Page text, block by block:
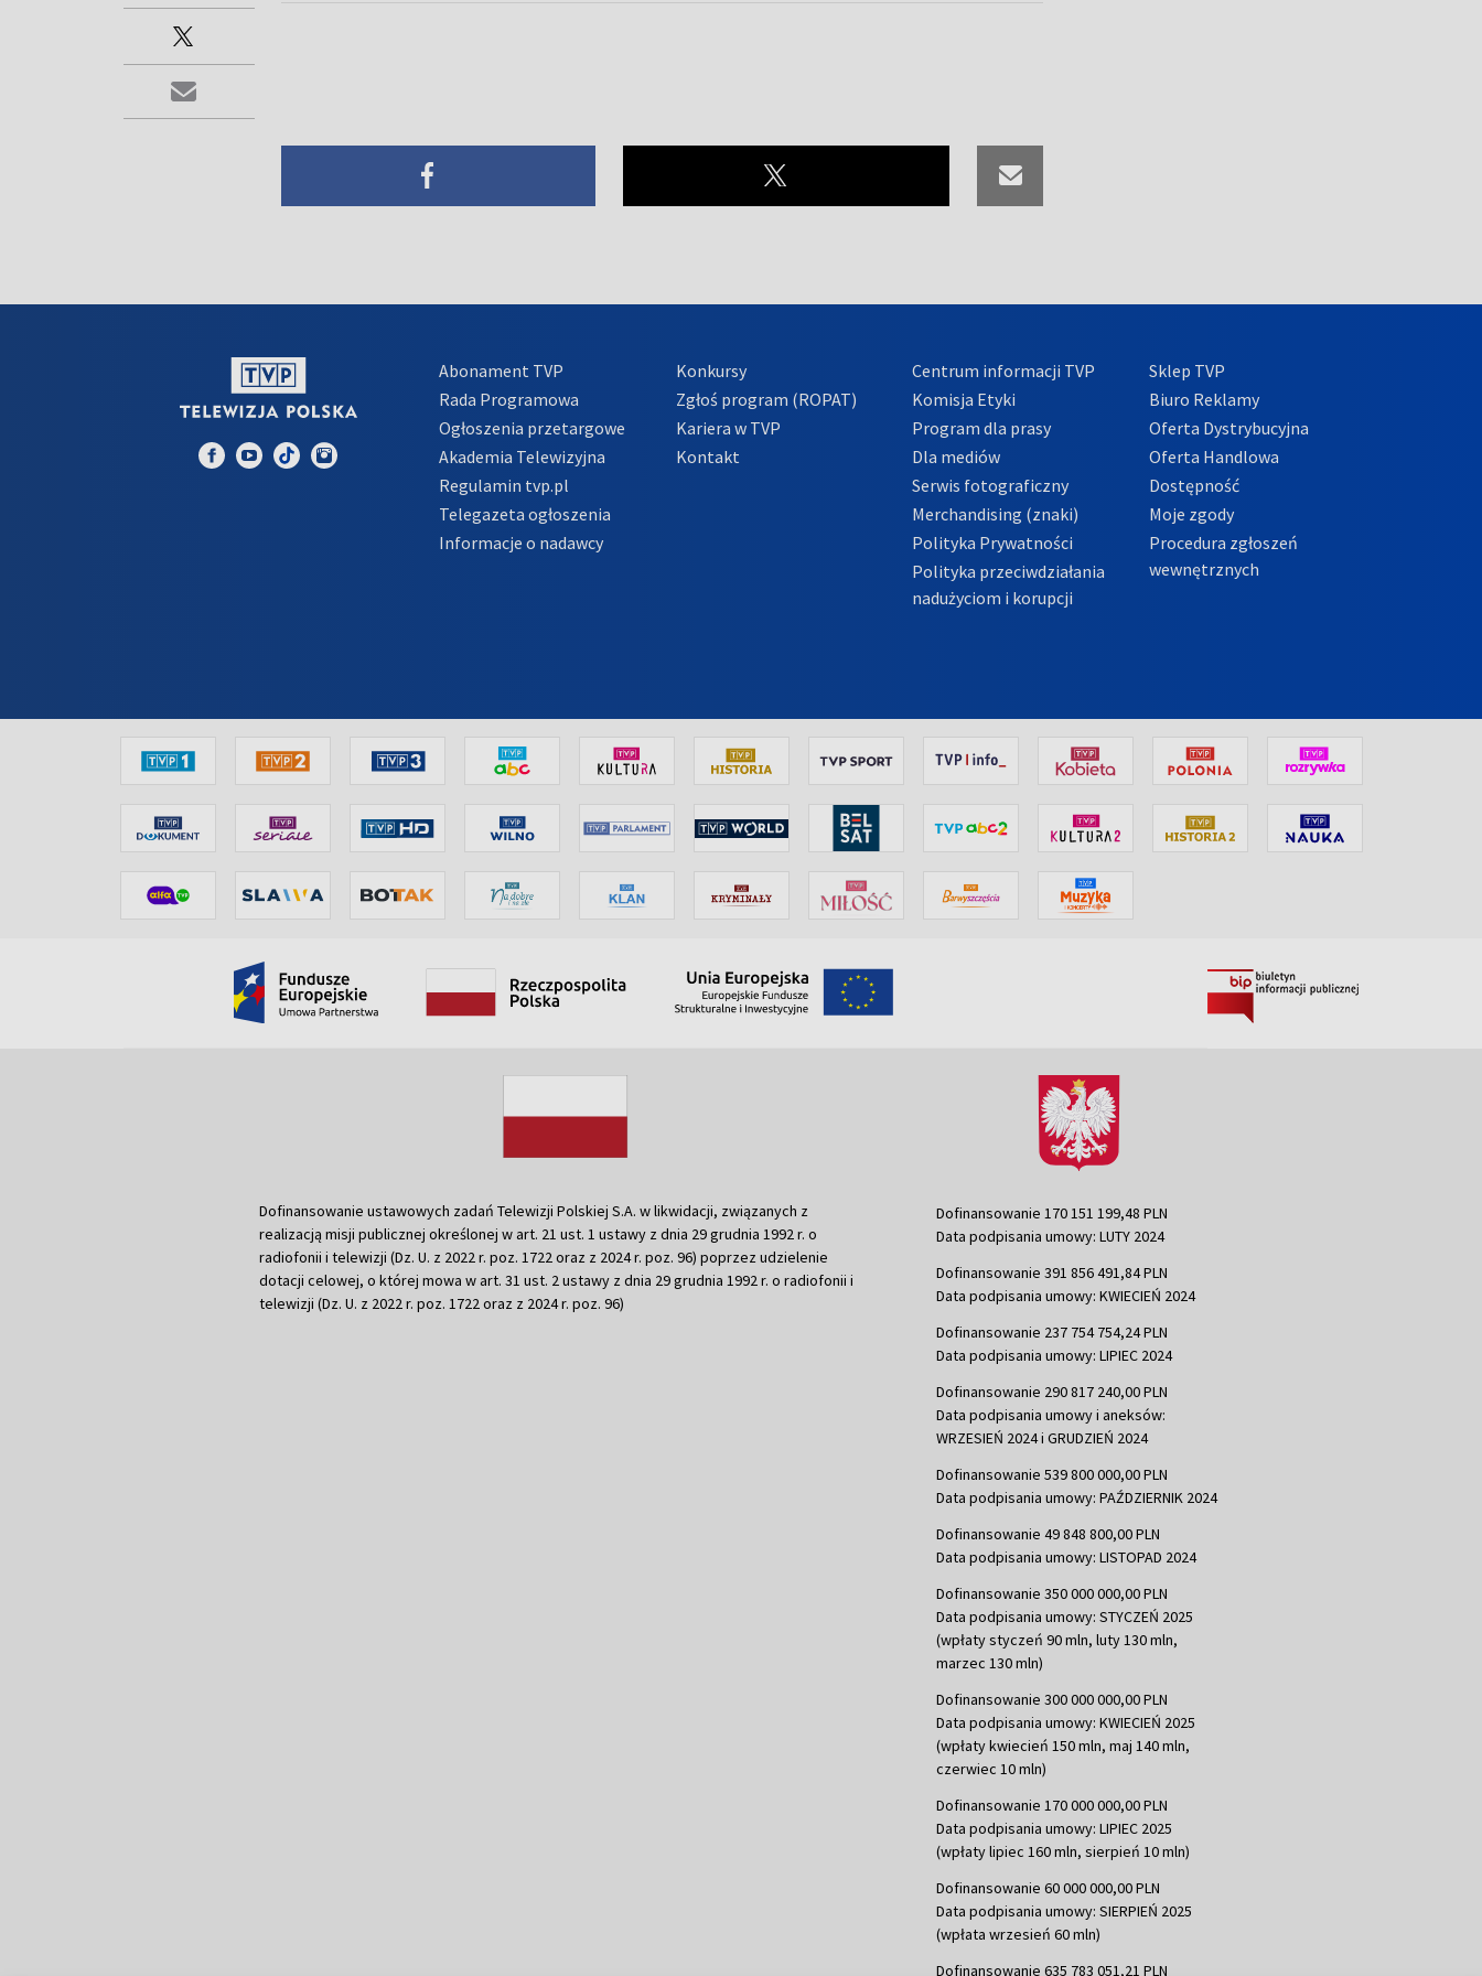
Abonament TVP
Rada Programowa
Ogłoszenia przetargowe
Akademia Telewizyjna
Regulamin tvp.pl
Telegazeta ogłoszenia
Informacje o nadawcy
Konkursy
Zgłoś program (ROPAT)
Kariera w TVP
Kontakt
Centrum informacji TVP
Komisja Etyki
Program dla prasy
Dla mediów
Serwis fotograficzny
Merchandising (znaki)
Polityka Prywatności
Polityka przeciwdziałania
nadużyciom i korupcji
Sklep TVP
Biuro Reklamy
Oferta Dystrybucyjna
Oferta Handlowa
Dostępność
Moje zgody
Procedura zgłoszeń
wewnętrznych
Dofinansowanie ustawowych zadań Telewizji Polskiej S.A. w likwidacji, związanych z
realizacją misji publicznej określonej w art. 21 ust. 1 ustawy z dnia 29 grudnia 1992 r. o
radiofonii i telewizji (Dz. U. z 2022 r. poz. 1722 oraz z 2024 r. poz. 96) poprzez udzielenie
dotacji celowej, o której mowa w art. 31 ust. 2 ustawy z dnia 29 grudnia 1992 r. o radiofonii i
telewizji (Dz. U. z 2022 r. poz. 1722 oraz z 2024 r. poz. 96)
Dofinansowanie 170 151 199,48 PLN
Data podpisania umowy: LUTY 2024
Dofinansowanie 391 856 491,84 PLN
Data podpisania umowy: KWIECIEŃ 2024
Dofinansowanie 237 754 754,24 PLN
Data podpisania umowy: LIPIEC 2024
Dofinansowanie 290 817 240,00 PLN
Data podpisania umowy i aneksów:
WRZESIEŃ 2024 i GRUDZIEŃ 2024
Dofinansowanie 539 800 000,00 PLN
Data podpisania umowy: PAŹDZIERNIK 2024
Dofinansowanie 49 848 800,00 PLN
Data podpisania umowy: LISTOPAD 2024
Dofinansowanie 350 000 000,00 PLN
Data podpisania umowy: STYCZEŃ 2025
(wpłaty styczeń 90 mln, luty 130 mln,
marzec 130 mln)
Dofinansowanie 300 000 000,00 PLN
Data podpisania umowy: KWIECIEŃ 2025
(wpłaty kwiecień 150 mln, maj 140 mln,
czerwiec 10 mln)
Dofinansowanie 170 000 000,00 PLN
Data podpisania umowy: LIPIEC 2025
(wpłaty lipiec 160 mln, sierpień 10 mln)
Dofinansowanie 60 000 000,00 PLN
Data podpisania umowy: SIERPIEŃ 2025
(wpłata wrzesień 60 mln)
Dofinansowanie 635 783 051,21 PLN